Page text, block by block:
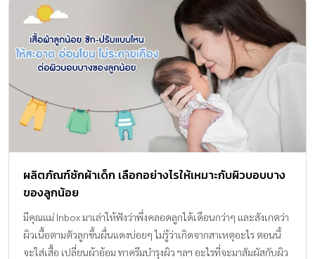
ผลิตภัณฑ์ซักผ้าเด็ก เลือกอย่างไรให้เหมาะกับผิวบอบบาง
ของลูกน้อย
มีคุณแม่ Inbox มาเล่าให้ฟังว่าพึ่งคลอดลูกได้เดือนกว่าๆ และสังเกตว่า
ผิวเนื้อตามตัวลูกขึ้นผื่นแดงบ่อยๆ ไม่รู้ว่าเกิดจากสาเหตุอะไร ตอนนี้
จะใส่เสื้อ เปลี่ยนผ้าอ้อม ทาครีมบำรุงผิว ฯลฯ อะไรที่จะมาสัมผัสกับผิว